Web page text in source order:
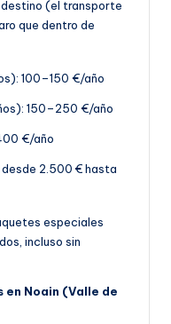
destino (el transporte
que dentro de
100–150 €/año
150–250 €/año
€/año
2.500 € hasta
especiales
incluso sin
en Noain (Valle de